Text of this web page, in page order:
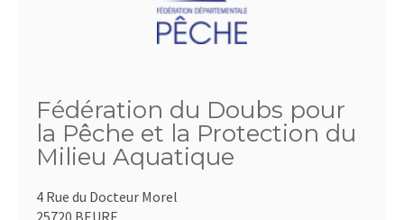
Fédération du Doubs pour
la Pêche et la Protection du
Milieu Aquatique
4 Rue du Docteur Morel